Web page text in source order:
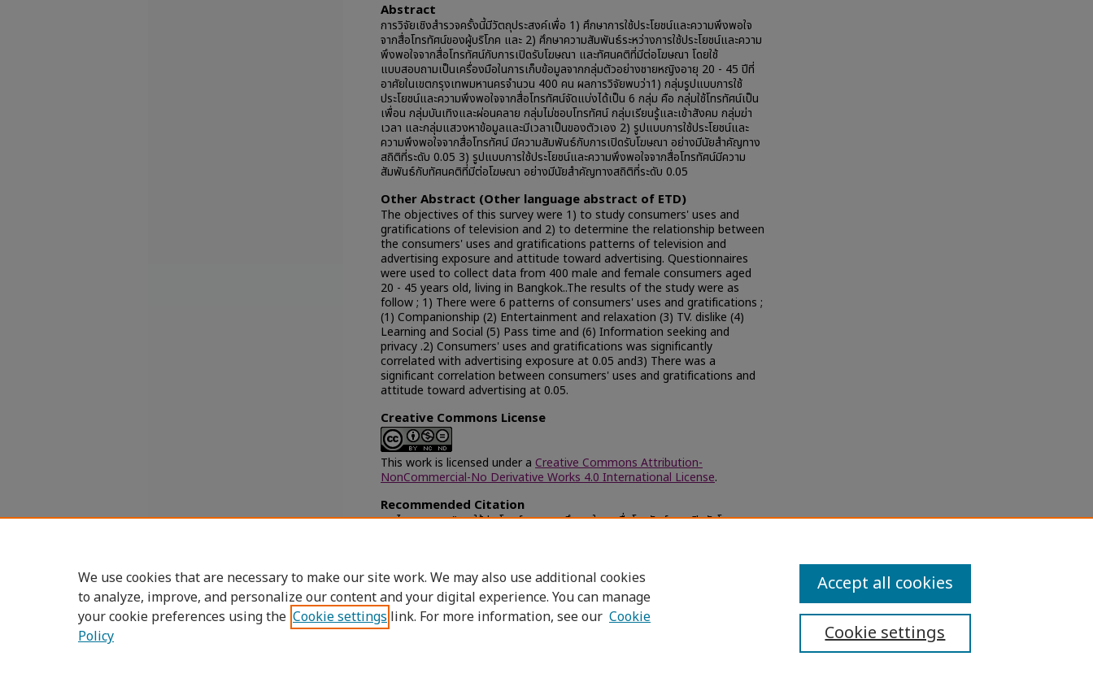
Abstract
การวิจัยเชิงสำรวจครั้งนี้มีวัตถุประสงค์เพื่อ 1) ศึกษาการใช้ประโยชน์และความพึงพอใจ
จากสื่อโทรทัศน์ของผู้บริโภค และ 2) ศึกษาความสัมพันธ์ระหว่างการใช้ประโยชน์และความ
พึงพอใจจากสื่อโทรทัศน์กับการเปิดรับโฆษณา และทัศนคติที่มีต่อโฆษณา โดยใช้
แบบสอบถามเป็นเครื่องมือในการเก็บข้อมูลจากกลุ่มตัวอย่างชายหญิงอายุ 20 - 45 ปีที่
อาศัยในเขตกรุงเทพมหานครจำนวน 400 คน ผลการวิจัยพบว่า1) กลุ่มรูปแบบการใช้
ประโยชน์และความพึงพอใจจากสื่อโทรทัศน์จัดแบ่งได้เป็น 6 กลุ่ม คือ กลุ่มใช้โทรทัศน์เป็น
เพื่อน กลุ่มบันเทิงและผ่อนคลาย กลุ่มไม่ชอบโทรทัศน์ กลุ่มเรียนรู้และเข้าสังคม กลุ่มฆ่า
เวลา และกลุ่มแสวงหาข้อมูลและมีเวลาเป็นของตัวเอง 2) รูปแบบการใช้ประโยชน์และ
ความพึงพอใจจากสื่อโทรทัศน์ มีความสัมพันธ์กับการเปิดรับโฆษณา อย่างมีนัยสำคัญทาง
สถิติที่ระดับ 0.05 3) รูปแบบการใช้ประโยชน์และความพึงพอใจจากสื่อโทรทัศน์มีความ
สัมพันธ์กับทัศนคติที่มีต่อโฆษณา อย่างมีนัยสำคัญทางสถิติที่ระดับ 0.05
Other Abstract (Other language abstract of ETD)
The objectives of this survey were 1) to study consumers' uses and
gratifications of television and 2) to determine the relationship between
the consumers' uses and gratifications patterns of television and
advertising exposure and attitude toward advertising. Questionnaires
were used to collect data from 400 male and female consumers aged
20 - 45 years old, living in Bangkok..The results of the study were as
follow ; 1) There were 6 patterns of consumers' uses and gratifications ;
(1) Companionship (2) Entertainment and relaxation (3) TV. dislike (4)
Learning and Social (5) Pass time and (6) Information seeking and
privacy .2) Consumers' uses and gratifications was significantly
correlated with advertising exposure at 0.05 and3) There was a
significant correlation between consumers' uses and gratifications and
attitude toward advertising at 0.05.
Creative Commons License
This work is licensed under a Creative Commons Attribution-
NonCommercial-No Derivative Works 4.0 International License.
Recommended Citation
เวทไว, ดวงพร, "การใช้ประโยชน์และความพึงพอใจจากสื่อโทรทัศน์ การเปิดรับโฆษณา
Accessibility Statement
We use cookies that are necessary to make our site work. We may also use additional cookies
to analyze, improve, and personalize our content and your digital experience. You can manage
your cookie preferences using the Cookie settings link. For more information, see our Cookie
Policy
Cookie settings
Accept all cookies